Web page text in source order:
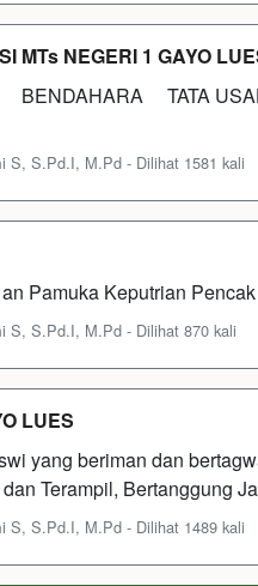
MTs NEGERI 1 GAYO
TATA
S, S.Pd.I, M.Pd - Dilihat 1581 kali
Pamuka Keputrian
S, S.Pd.I, M.Pd - Dilihat 870 kali
LUES
yang beriman dan
Terampil, Bertanggung
S, S.Pd.I, M.Pd - Dilihat 1489 kali